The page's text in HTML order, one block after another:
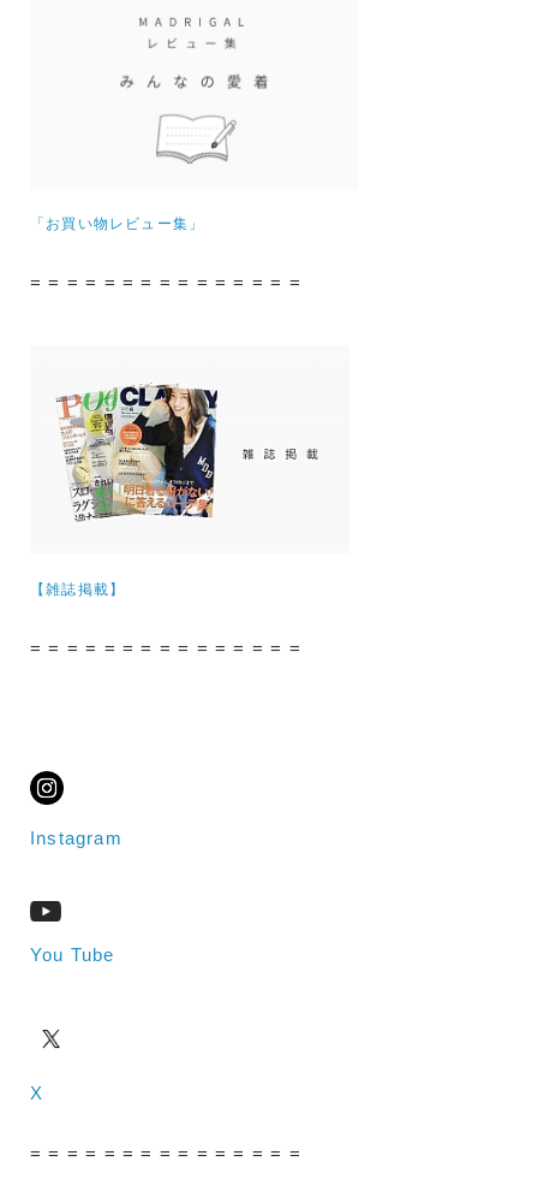
「お買い物レビュー集」
= = = = = = = = = = = = = = =
【雑誌掲載】
= = = = = = = = = = = = = = =
Instagram
You Tube
X
= = = = = = = = = = = = = = =